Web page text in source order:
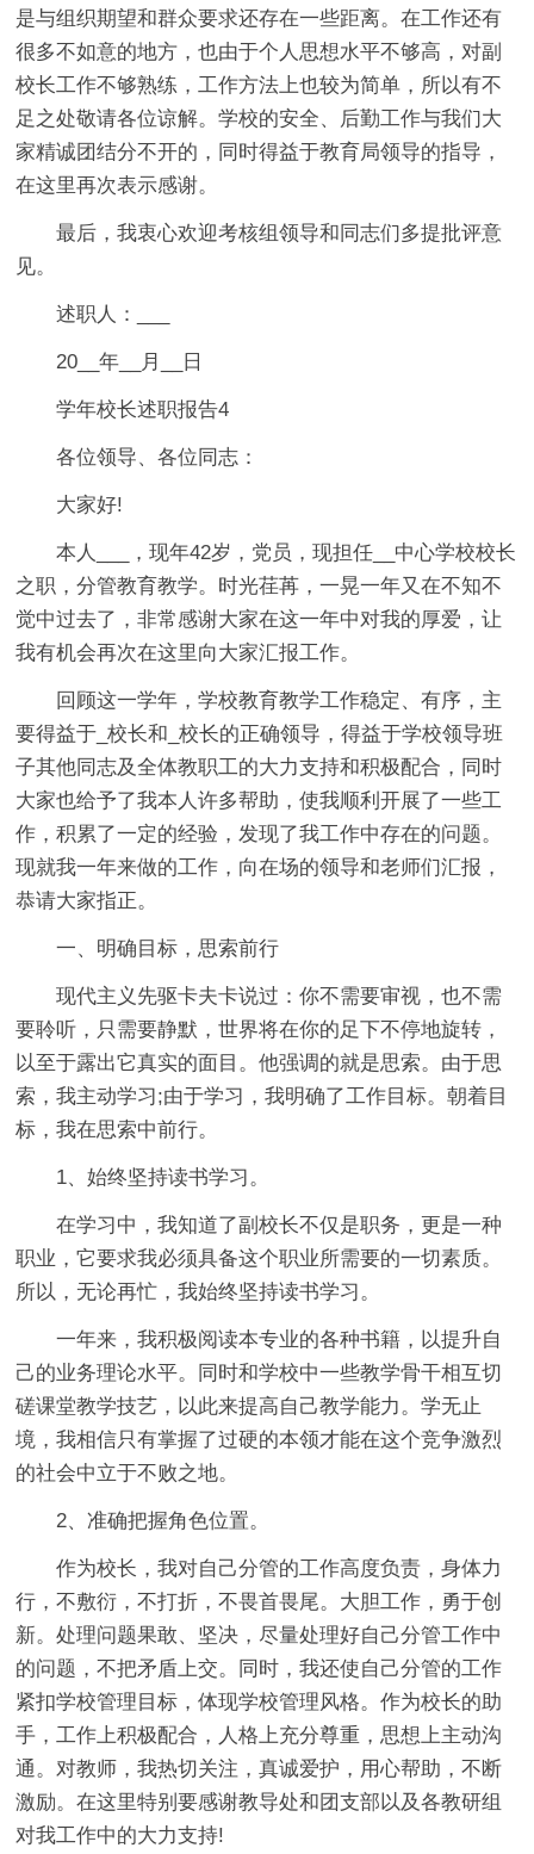
是与组织期望和群众要求还存在一些距离。在工作还有
很多不如意的地方，也由于个人思想水平不够高，对副
校长工作不够熟练，工作方法上也较为简单，所以有不
足之处敬请各位谅解。学校的安全、后勤工作与我们大
家精诚团结分不开的，同时得益于教育局领导的指导，
在这里再次表示感谢。
最后，我衷心欢迎考核组领导和同志们多提批评意
见。
述职人：___
20__年__月__日
学年校长述职报告4
各位领导、各位同志：
大家好!
本人___，现年42岁，党员，现担任__中心学校校长
之职，分管教育教学。时光荏苒，一晃一年又在不知不
觉中过去了，非常感谢大家在这一年中对我的厚爱，让
我有机会再次在这里向大家汇报工作。
回顾这一学年，学校教育教学工作稳定、有序，主
要得益于_校长和_校长的正确领导，得益于学校领导班
子其他同志及全体教职工的大力支持和积极配合，同时
大家也给予了我本人许多帮助，使我顺利开展了一些工
作，积累了一定的经验，发现了我工作中存在的问题。
现就我一年来做的工作，向在场的领导和老师们汇报，
恭请大家指正。
一、明确目标，思索前行
现代主义先驱卡夫卡说过：你不需要审视，也不需
要聆听，只需要静默，世界将在你的足下不停地旋转，
以至于露出它真实的面目。他强调的就是思索。由于思
索，我主动学习;由于学习，我明确了工作目标。朝着目
标，我在思索中前行。
1、始终坚持读书学习。
在学习中，我知道了副校长不仅是职务，更是一种
职业，它要求我必须具备这个职业所需要的一切素质。
所以，无论再忙，我始终坚持读书学习。
一年来，我积极阅读本专业的各种书籍，以提升自
己的业务理论水平。同时和学校中一些教学骨干相互切
磋课堂教学技艺，以此来提高自己教学能力。学无止
境，我相信只有掌握了过硬的本领才能在这个竞争激烈
的社会中立于不败之地。
2、准确把握角色位置。
作为校长，我对自己分管的工作高度负责，身体力
行，不敷衍，不打折，不畏首畏尾。大胆工作，勇于创
新。处理问题果敢、坚决，尽量处理好自己分管工作中
的问题，不把矛盾上交。同时，我还使自己分管的工作
紧扣学校管理目标，体现学校管理风格。作为校长的助
手，工作上积极配合，人格上充分尊重，思想上主动沟
通。对教师，我热切关注，真诚爱护，用心帮助，不断
激励。在这里特别要感谢教导处和团支部以及各教研组
对我工作中的大力支持!